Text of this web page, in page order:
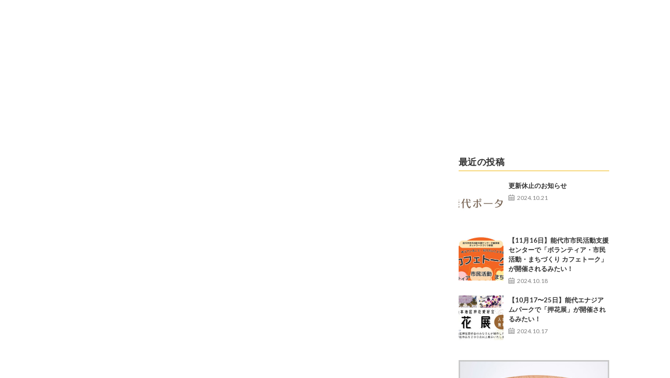
最近の投稿
更新休止のお知らせ
2024.10.21
【11月16日】能代市市民活動支援
センターで「ボランティア・市民
活動・まちづくり カフェトーク」
が開催されるみたい！
2024.10.18
【10月17〜25日】能代エナジア
ムパークで「押花展」が開催され
るみたい！
2024.10.17